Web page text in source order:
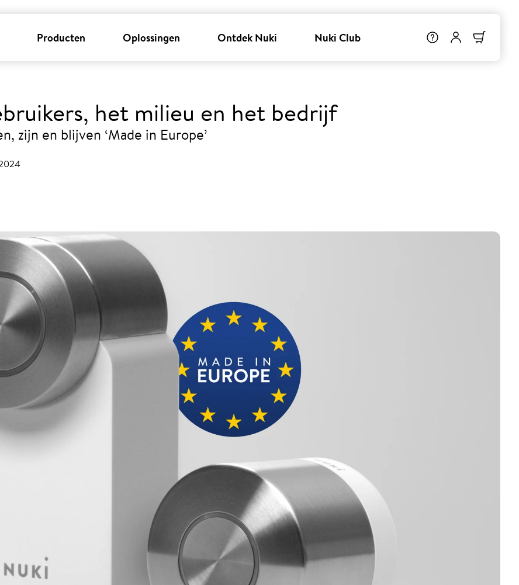
Producten Oplossingen Ontdek Nuki Nuki Club
het milieu en het bedrijf
zijn en blijven ‘Made in Europe’